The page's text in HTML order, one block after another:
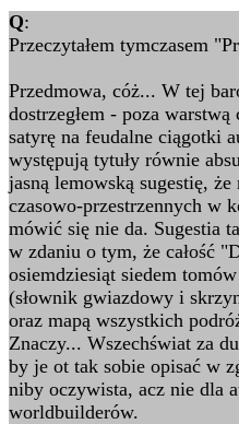
Q:
Przeczytałem tymczasem
Przedmowa, cóż... W tej
dostrzegłem - poza
satyrę na feudalne ciągotki
występują tytuły równie
jasną lemowską sugestię,
czasowo-przestrzennych w
mówić się nie da. Sugestia
w zdaniu o tym, że całość
osiemdziesiąt siedem
(słownik gwiazdowy i
oraz mapą wszystkich
Znaczy... Wszechświat za
by je ot tak sobie opisać w
niby oczywista, acz nie dla
worldbuilderów.